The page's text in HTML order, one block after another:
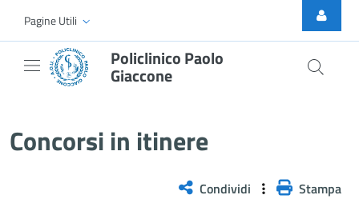
Skip to Main Content
Pagine Utili
Policlinico Paolo
Giaccone
Concorsi in itinere
Condividi Stampa